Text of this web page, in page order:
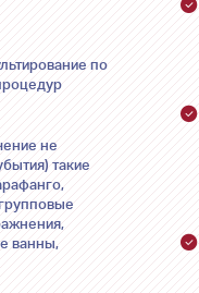
по
не
такие
ванны,